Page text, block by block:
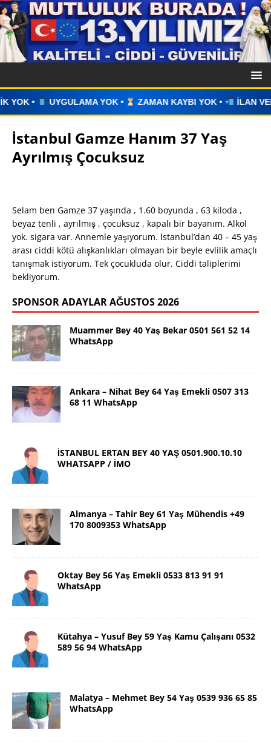
• ZAMAN KAYBI YOK • İLAN VERİN • WHATSAPP
İstanbul Gamze Hanım 37 Yaş
Ayrılmış Çocuksuz
Selam ben Gamze 37 yaşında , 1.60 boyunda , 63 kiloda ,
beyaz tenli , ayrılmış , çocuksuz , kapalı bir bayanım. Alkol
yok. sigara var. Annemle yaşıyorum. İstanbul’dan 40 – 45 yaş
arası ciddi kötü alışkanlıkları olmayan bir beyle evlilik amaçlı
tanışmak istiyorum. Tek çocukluda olur. Ciddi taliplerimi
bekliyorum.
SPONSOR ADAYLAR AĞUSTOS 2026
Muammer Bey 40 Yaş Bekar 0501 561 52 14
WhatsApp
Ankara – Nihat Bey 64 Yaş Emekli 0507 313
68 11 WhatsApp
İSTANBUL ERTAN BEY 40 YAŞ 0501.900.10.10
WHATSAPP / İMO
Almanya – Tahir Bey 61 Yaş Mühendis +49
170 8009353 WhatsApp
Oktay Bey 56 Yaş Emekli 0533 813 91 91
WhatsApp
Kütahya – Yusuf Bey 59 Yaş Kamu Çalışanı 0532
589 56 94 WhatsApp
Malatya – Mehmet Bey 54 Yaş 0539 936 65 85
WhatsApp